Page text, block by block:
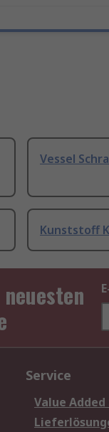
Vessel
Kunststoff
Service
Value Added